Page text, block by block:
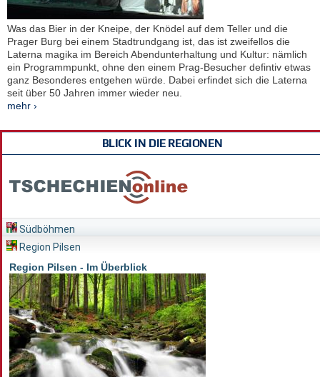
Was das Bier in der Kneipe, der Knödel auf dem Teller und die
Prager Burg bei einem Stadtrundgang ist, das ist zweifellos die
Laterna magika im Bereich Abendunterhaltung und Kultur: nämlich
ein Programmpunkt, ohne den einem Prag-Besucher defintiv etwas
ganz Besonderes entgehen würde. Dabei erfindet sich die Laterna
seit über 50 Jahren immer wieder neu.
mehr ›
BLICK IN DIE REGIONEN
Südböhmen
Region Pilsen
Region Pilsen - Im Überblick